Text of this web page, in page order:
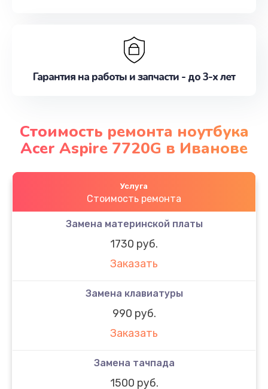
Гарантия на работы и запчасти - до 3-х лет
Стоимость ремонта ноутбука
Acer Aspire 7720G в Иванове
Услуга
Стоимость ремонта
Замена материнской платы
1730 руб.
Заказать
Замена клавиатуры
990 руб.
Заказать
Замена тачпада
1500 руб.